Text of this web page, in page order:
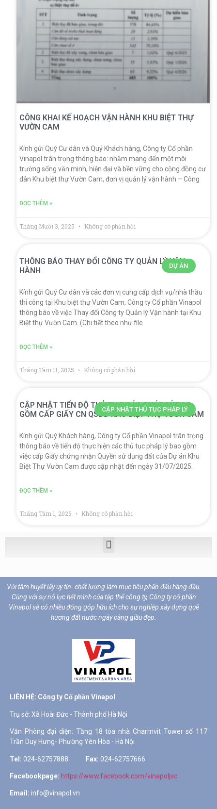
CÔNG KHAI KẾ HOẠCH VẬN HÀNH KHU BIỆT THỰ
VƯỜN CAM
Kính gửi Quý Cư dân và Quý Khách hàng, Công ty Cổ phần
Vinapol trân trọng thông báo: nhằm mang đến một môi
trường sống văn minh, hiện đại và bền vững cho cộng đồng cư
dân Khu biệt thự Vườn Cam, đơn vị quản lý vận hành – Công
ĐỌC THÊM »
Tháng Mười 3, 2025 Không có phản hồi
DỰ ÁN
THÔNG BÁO THAY ĐỔI CÔNG TY QUẢN LÝ VẬN
HÀNH
Kính gửi Quý Cư dân và các đơn vị cung cấp dịch vụ/nhà thầu
thi công tại Khu biệt thự Vườn Cam, Công ty Cổ phần Vinapol
thông báo về việc Thay đổi Công ty Quản lý Vận hành tại Khu
Biệt thự Vườn Cam. (Chi tiết theo như file
ĐỌC THÊM »
Tháng Tám 11, 2025 Không có phản hồi
CẬP NHẬT THỦ TỤC PHÁP LÝ
CẬP NHẬT TIẾN ĐỘ THỦ TỤC CÁC PHÁP LÝ BAO
GỒM CẤP GIẤY CN QSDĐ KHU BIỆT THỰ VƯỜN CAM
Kính gửi Quý Khách hàng, Công ty Cổ phần Vinapol trân trọng
thông báo về tiến độ thực hiện các thủ tục pháp lý bao gồm
việc cấp Giấy chứng nhận Quyền sử dụng đất của Dự án Khu
Biệt Thự Vườn Cam được cập nhật đến ngày 31/07/2025:
ĐỌC THÊM »
Tháng Tám 1, 2025 Không có phản hồi
Với tâm huyết lấy uy tín- chất lượng làm mục tiêu phấn đấu hàng đầu.
Cùng với sự nỗ lực hết mình của tập thể công ty, Công ty cổ phần
Vinapol sẽ có nhiều đóng góp hữu ích cho sự nghiệp xây dựng quê
hương đất nước ngày càng giầu đẹp.
LIÊN HỆ: Công ty Cổ phần Vinapol
Tel: 024-62757888 Fax: 024-62757666
Facebookpage: https://www.facebook.com/vinapoljsc
Email: info@vinapol.vn